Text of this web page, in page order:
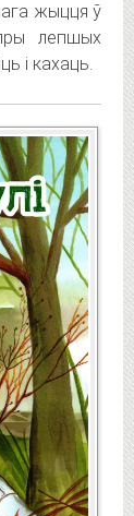
жыцця ў
лепшых
і кахаць.